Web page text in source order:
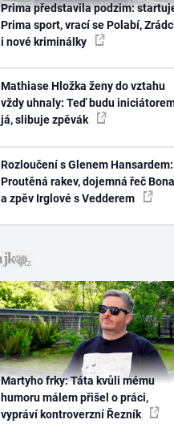
Prima představila podzim:
Prima sport, vrací se Polabí,
i nové kriminálky
Mathiase Hložka ženy do vztahu
vždy uhnaly: Teď budu
já, slibuje zpěvák
Rozloučení s Glenem Hansardem:
Proutěná rakev, dojemná řeč Bona
a zpěv Irglové s Vedderem
Martyho frky: Táta kvůli mému
humoru málem přišel o práci,
vypráví kontroverzní Řezník